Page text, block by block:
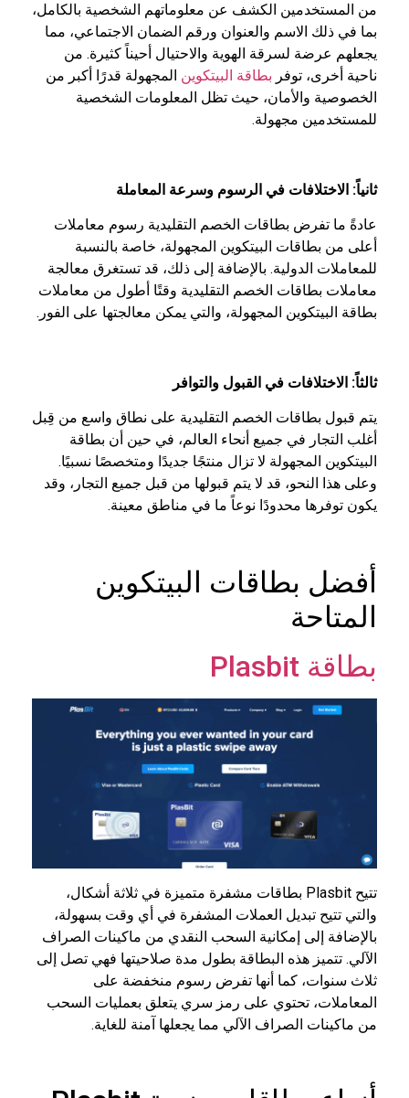
من المستخدمين الكشف عن معلوماتهم الشخصية بالكامل،
بما في ذلك الاسم والعنوان ورقم الضمان الاجتماعي، مما
يجعلهم عرضة لسرقة الهوية والاحتيال أحيناً كثيرة. من
ناحية أخرى، توفر بطاقة البيتكوين المجهولة قدرًا أكبر من
الخصوصية والأمان، حيث تظل المعلومات الشخصية
للمستخدمين مجهولة.
ثانياً: الاختلافات في الرسوم وسرعة المعاملة
عادةً ما تفرض بطاقات الخصم التقليدية رسوم معاملات
أعلى من بطاقات البيتكوين المجهولة، خاصة بالنسبة
للمعاملات الدولية. بالإضافة إلى ذلك، قد تستغرق معالجة
معاملات بطاقات الخصم التقليدية وقتًا أطول من معاملات
بطاقة البيتكوين المجهولة، والتي يمكن معالجتها على الفور.
ثالثاً: الاختلافات في القبول والتوافر
يتم قبول بطاقات الخصم التقليدية على نطاق واسع من قِبل
أغلب التجار في جميع أنحاء العالم، في حين أن بطاقة
البيتكوين المجهولة لا تزال منتجًا جديدًا ومتخصصًا نسبيًا.
وعلى هذا النحو، قد لا يتم قبولها من قبل جميع التجار، وقد
يكون توفرها محدودًا نوعاً ما في مناطق معينة.
أفضل بطاقات البيتكوين
المتاحة
بطاقة Plasbit
تتيح Plasbit بطاقات مشفرة متميزة في ثلاثة أشكال،
والتي تتيح تبديل العملات المشفرة في أي وقت بسهولة،
بالإضافة إلى إمكانية السحب النقدي من ماكينات الصراف
الآلي. تتميز هذه البطاقة بطول مدة صلاحيتها فهي تصل إلى
ثلاث سنوات، كما أنها تفرض رسوم منخفضة على
المعاملات، تحتوي على رمز سري يتعلق بعمليات السحب
من ماكينات الصراف الآلي مما يجعلها آمنة للغاية.